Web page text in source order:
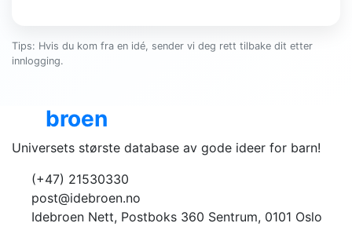
Tips: Hvis du kom fra en idé, sender vi deg rett tilbake dit etter
innlogging.
broen
Universets største database av gode ideer for barn!
(+47) 21530330
post@idebroen.no
Idebroen Nett, Postboks 360 Sentrum, 0101 Oslo